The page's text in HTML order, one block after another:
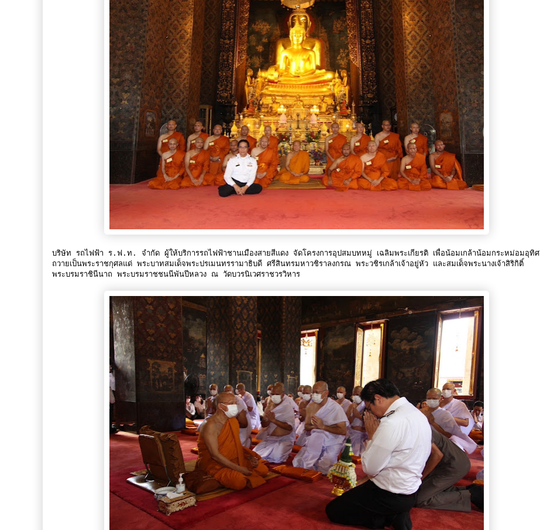
บริษัท รถไฟฟ้า ร.ฟ.ท. จำกัด ผู้ให้บริการรถไฟฟ้าชานเมืองสายสีแดง จัดโครงการอุปสมบทหมู่ เฉลิมพระเกียรติ เพื่อน้อมเกล้าน้อมกระหม่อมอุทิศ
ถวายเป็นพระราชกุศลแด่ พระบาทสมเด็จพระปรเมนทรรามาธิบดี ศรีสินทรมหาวชิราลงกรณ พระวชิรเกล้าเจ้าอยู่หัว และสมเด็จพระนางเจ้าสิริกิติ์
พระบรมราชินีนาถ พระบรมราชชนนีพันปีหลวง ณ วัดบวรนิเวศราชวรวิหาร